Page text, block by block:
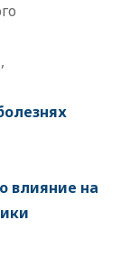
,
влияние на